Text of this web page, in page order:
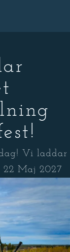
Vi laddar
22 Maj 2027